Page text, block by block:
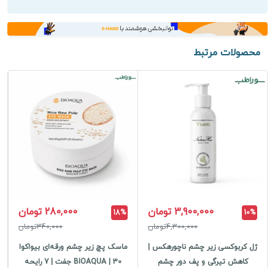
محصولات مرتبط
10% 3,900,000 تومان
4,300,000تومان
ژل کربوکسی زیر چشم ناچورهکس |
کاهش تیرگی و پف دور چشم
18% 280,000 تومان
340,000تومان
ماسک پچ زیر چشم ورقه‌ای بیواکوا
BIOAQUA | 30 جفت | 7 رایحه